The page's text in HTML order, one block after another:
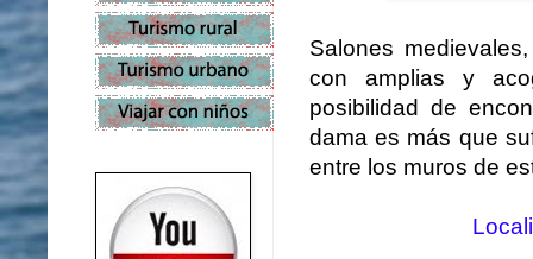
Salones
con amplias y
posibilidad de
dama es más que
entre los muros de